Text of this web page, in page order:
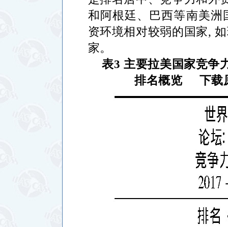
和阿根廷、巴西等南美
资环境相对较弱的国家,
家。
表3 主要拉美国家竞争
排名概览
下载